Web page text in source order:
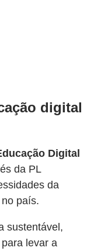
digital
Digital
da PL
da
país.
sustentável,
levar a